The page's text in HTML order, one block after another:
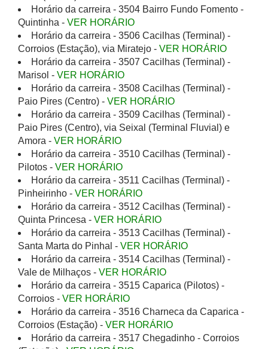
Horário da carreira - 3504 Bairro Fundo Fomento -
Quintinha - VER HORÁRIO
Horário da carreira - 3506 Cacilhas (Terminal) -
Corroios (Estação), via Miratejo - VER HORÁRIO
Horário da carreira - 3507 Cacilhas (Terminal) -
Marisol - VER HORÁRIO
Horário da carreira - 3508 Cacilhas (Terminal) -
Paio Pires (Centro) - VER HORÁRIO
Horário da carreira - 3509 Cacilhas (Terminal) -
Paio Pires (Centro), via Seixal (Terminal Fluvial) e
Amora - VER HORÁRIO
Horário da carreira - 3510 Cacilhas (Terminal) -
Pilotos - VER HORÁRIO
Horário da carreira - 3511 Cacilhas (Terminal) -
Pinheirinho - VER HORÁRIO
Horário da carreira - 3512 Cacilhas (Terminal) -
Quinta Princesa - VER HORÁRIO
Horário da carreira - 3513 Cacilhas (Terminal) -
Santa Marta do Pinhal - VER HORÁRIO
Horário da carreira - 3514 Cacilhas (Terminal) -
Vale de Milhaços - VER HORÁRIO
Horário da carreira - 3515 Caparica (Pilotos) -
Corroios - VER HORÁRIO
Horário da carreira - 3516 Charneca da Caparica -
Corroios (Estação) - VER HORÁRIO
Horário da carreira - 3517 Chegadinho - Corroios